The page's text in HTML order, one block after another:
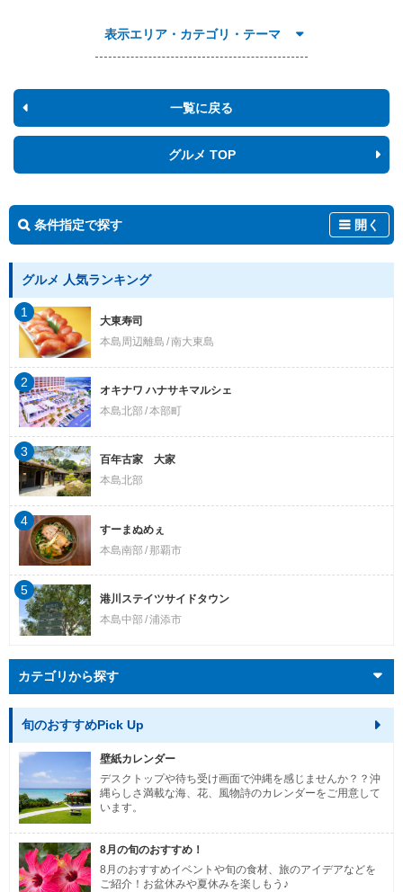
表示エリア・カテゴリ・テーマ
一覧に戻る
グルメ TOP
条件指定で探す 開く
グルメ 人気ランキング
大東寿司
本島周辺離島 南大東島
1
オキナワ ハナサキマルシェ
本島北部 本部町
2
百年古家 大家
本島北部
3
すーまぬめぇ
本島南部
那覇市
4
港川ステイツサイドタウン
本島中部 浦添市
5
カテゴリから探す
旬のおすすめPick Up
壁紙カレンダー
デスクトップや待ち受け画面で沖縄を感じませんか？？沖
縄らしさ満載な海、花、風物詩のカレンダーをご用意して
います。
8月の旬のおすすめ！
8月のおすすめイベントや旬の食材、旅のアイデアなどを
ご紹介！お盆休みや夏休みを楽しもう♪